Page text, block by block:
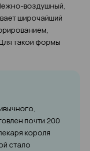
воздушный,
широчайший
такой формы
почти 200
короля
стало